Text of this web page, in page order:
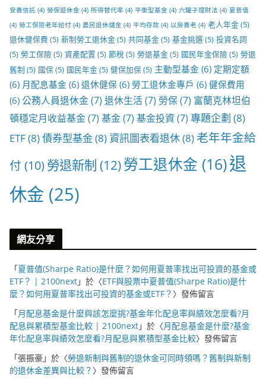
安養信託 (4) 勞保退休金 (4) 所得替代率 (4) 平衡型基金 (4) 六罐子理財法 (4) 夏普值
(4) 勞工保險老年給付 (4) 農民退休儲金 (4) 平均存款 (4) 以房養老 (4) 老人年金(5)
退休健保費 (5) 新制勞工退休金(5) 共同基金(5) 基金挑選 (5) 投資名詞
(5) 勞工保險 (5) 資產配置 (5) 節稅 (5) 勞退基金(5) 國民年金保險 (5) 勞退
舊制 (5) 國保(5) 國民年金(5) 健保加保(5) 主動型基金 (6) 定期定額
(6) 月配息基金 (6) 退休健保 (6) 勞工退休金專戶 (6) 健保費用
(6) 公務人員退休金(7) 退休生活(7) 勞保(7) 富蘭克林坦伯
頓穩定月收益基金(7) 基金(7) 基金投資 (7) 專題企劃 (8)
ETF(8)債券型基金(8)資訊圖表看退休(8)老年年金給
付 (10) 勞退新制 (12)勞工退休金 (16)退
休金 (25)
網友分享
「夏普值(Sharpe Ratio)是什麼？如何用夏普率找出可投資的基金或
ETF？ | 2100next」於〈ETF與股票中夏普值(Sharpe Ratio)是什
麼？如何用夏普率找出可投資的基金或ETF？ 〉發佈留言
「月配息基金是什麼與該怎麼挑?基金年化配息率與績效怎麼看?月
配息與累積型基金比較 | 2100next」於〈月配息基金是什麼?基金
年化配息率與績效怎麼看?月配息與累積型基金比較〉發佈留言
「張振豪」於〈勞退新制與舊制的退休金可同時領嗎？舊制與新制
的退休金差異與比較？ 〉發佈留言